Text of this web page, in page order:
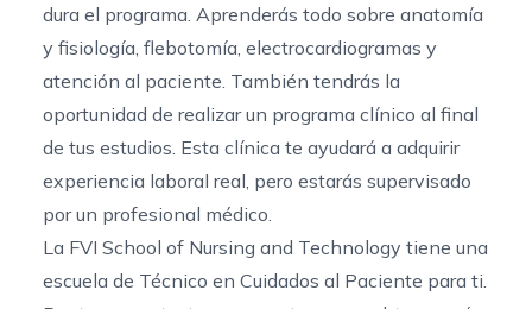
dura el programa. Aprenderás todo sobre anatomía
y fisiología, flebotomía, electrocardiogramas y
atención al paciente. También tendrás la
oportunidad de realizar un programa clínico al final
de tus estudios. Esta clínica te ayudará a adquirir
experiencia laboral real, pero estarás supervisado
por un profesional médico.
La FVI School of Nursing and Technology tiene una
escuela de Técnico en Cuidados al Paciente para ti.